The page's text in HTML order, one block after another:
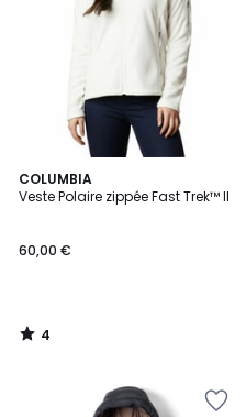
COLUMBIA
Veste Polaire zippée Fast Trek™ II
60,00 €
4
/
4
/